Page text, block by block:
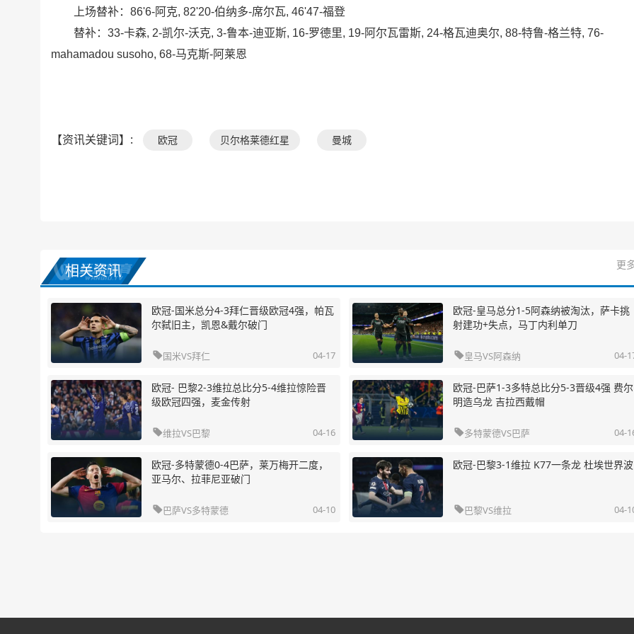
上场替补：86'6-阿克, 82'20-伯纳多-席尔瓦, 46'47-福登
替补：33-卡森, 2-凯尔-沃克, 3-鲁本-迪亚斯, 16-罗德里, 19-阿尔瓦雷斯, 24-格瓦迪奥尔, 88-特鲁-格兰特, 76-
mahamadou susoho, 68-马克斯-阿莱恩
【资讯关键词】: 欧冠 贝尔格莱德红星 曼城
相关资讯 更
欧冠-国米总分4-3拜仁晋级欧冠4强，帕瓦
尔弑旧主，凯恩&戴尔破门
国米VS拜仁 04-17
欧冠-皇马总分1-5阿森纳被淘汰，萨卡挑
射建功+失点，马丁内利单刀
皇马VS阿森纳 04-
欧冠- 巴黎2-3维拉总比分5-4维拉惊险晋
级欧冠四强，麦金传射
维拉VS巴黎 04-16
欧冠-巴萨1-3多特总比分5-3晋级4强 费尔
明造乌龙 吉拉西戴帽
多特蒙德VS巴萨 04-
欧冠-多特蒙德0-4巴萨，莱万梅开二度，
亚马尔、拉菲尼亚破门
巴萨VS多特蒙德 04-10
欧冠-巴黎3-1维拉 K77一条龙 杜埃世界波
巴黎VS维拉 04-